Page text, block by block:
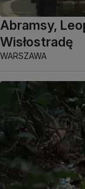
Abramsy,
Wisłostradę
WARSZAWA